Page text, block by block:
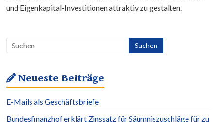
und Eigenkapital-Investitionen attraktiv zu gestalten.
Neueste Beiträge
E-Mails als Geschäftsbriefe
Bundesfinanzhof erklärt Zinssatz für Säumniszuschläge für zu